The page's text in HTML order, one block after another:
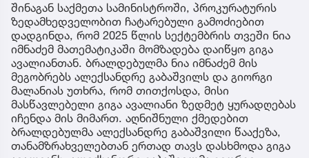
შინაგან საქმეთა სამინისტროში, პროკურატურის
ზედამხედველობით ჩატარებული გამოძიებით
დადგინდა, რომ 2025 წლის სექტემბრის თვეში ნია
იმნაძემ მათემატიკაში მომზადება დაიწყო გიგა
ავალიანთან. ბრალდებულმა ნია იმნაძემ მის
მეგობრებს ალექსანდრე გაბაშვილს და გიორგი
მალანიას უთხრა, რომ თითქოსდა, მისი
მასწავლებელი გიგა ავალიანი ზედმეტ ყურადღებას
იჩენდა მის მიმართ. აღნიშნული ქმედებით
ბრალდებულმა ალექსანდრე გაბაშვილი წააქეზა,
თანამზრახველებთან ერთად თავს დასხმოდა გიგა